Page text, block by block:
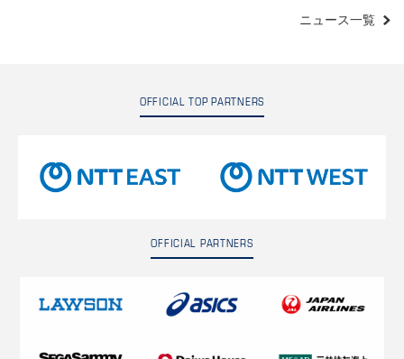
ニュース一覧
OFFICIAL TOP PARTNERS
OFFICIAL PARTNERS